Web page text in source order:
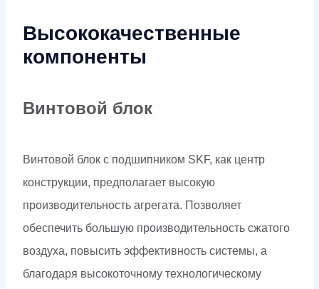
Высококачественные
компоненты
Винтовой блок
Винтовой блок с подшипником SKF, как центр
конструкции, предполагает высокую
производительность агрегата. Позволяет
обеспечить большую производительность сжатого
воздуха, повысить эффективность системы, а
благодаря высокоточному технологическому